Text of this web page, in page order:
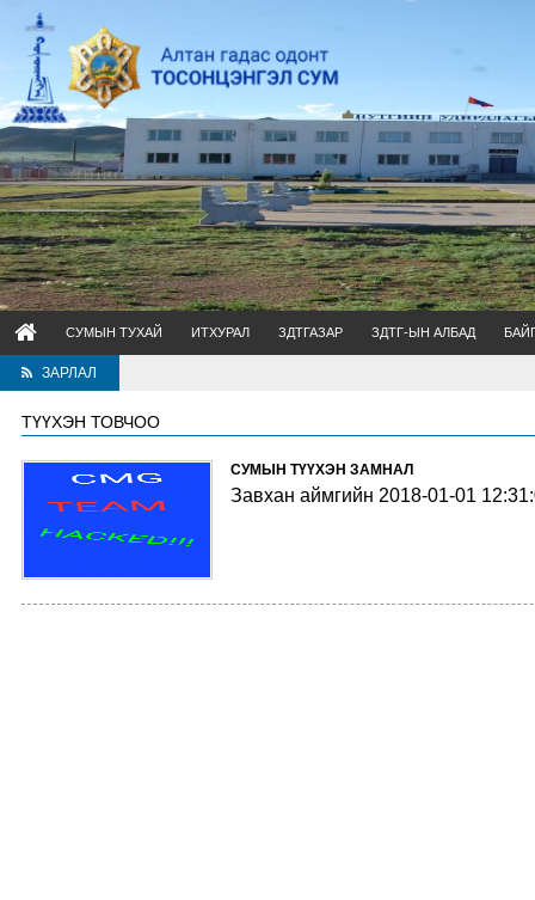
СУМЫН ТУХАЙ ИТХУРАЛ ЗДТГАЗАР ЗДТГ-ЫН АЛБАД
ЗАРЛАЛ
ТҮҮХЭН ТОВЧОО
СУМЫН ТҮҮХЭН ЗАМНАЛ
Завхан аймгийн 2018-01-01